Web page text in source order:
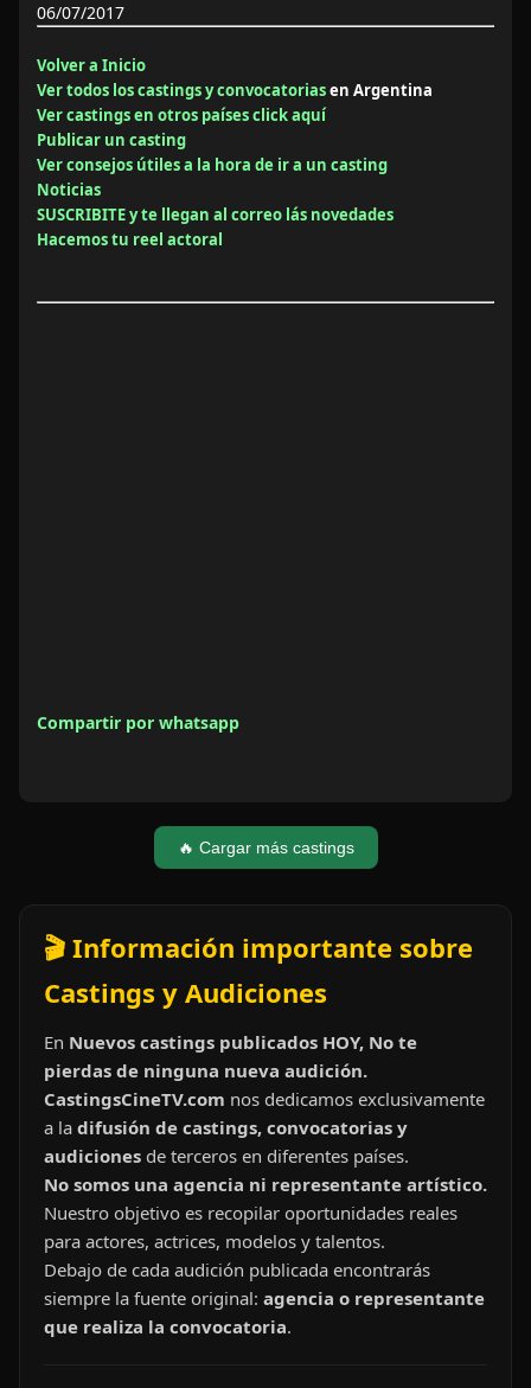
06/07/2017
Volver a Inicio
Ver todos los castings y convocatoriasen Argentina
Ver castings en otros países click aquí
Publicar un casting
Ver consejos útiles a la hora de ir a un casting
Noticias
SUSCRIBITE y te llegan al correo lás novedades
Hacemos tu reel actoral
Compartir por whatsapp
🔥 Cargar más castings
🎬 Información importante sobre
Castings y Audiciones
En Nuevos castings publicados HOY, No te
pierdas de ninguna nueva audición.
CastingsCineTV.com nos dedicamos exclusivamente
a la difusión de castings, convocatorias y
audiciones de terceros en diferentes países.
No somos una agencia ni representante artístico.
Nuestro objetivo es recopilar oportunidades reales
para actores, actrices, modelos y talentos.
Debajo de cada audición publicada encontrarás
siempre la fuente original: agencia o representante
que realiza la convocatoria.